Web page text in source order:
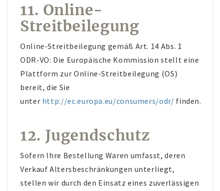
11. Online-
Streitbeilegung
Online-Streitbeilegung gemäß Art. 14 Abs. 1
ODR-VO: Die Europäische Kommission stellt eine
Plattform zur Online-Streitbeilegung (OS)
bereit, die Sie
unter http://ec.europa.eu/consumers/odr/ finden.
12. Jugendschutz
Sofern Ihre Bestellung Waren umfasst, deren
Verkauf Altersbeschränkungen unterliegt,
stellen wir durch den Einsatz eines zuverlässigen